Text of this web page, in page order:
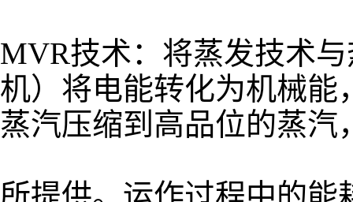
MVR技术：将蒸发技术
机）将电能转化为机械能
蒸汽压缩到高品位的蒸汽
所提供。运作过程中的